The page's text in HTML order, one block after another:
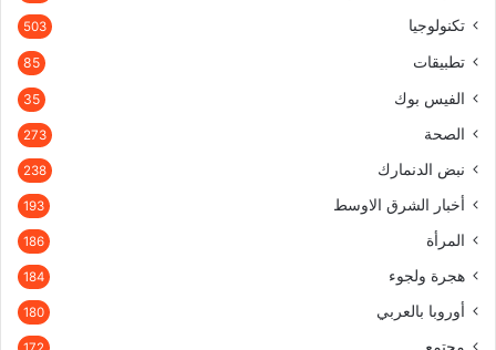
تكنولوجيا 503
تطبيقات 85
الفيس بوك 35
الصحة 273
نبض الدنمارك 238
أخبار الشرق الاوسط 193
المرأة 186
هجرة ولجوء 184
أوروبا بالعربي 180
مجتمع